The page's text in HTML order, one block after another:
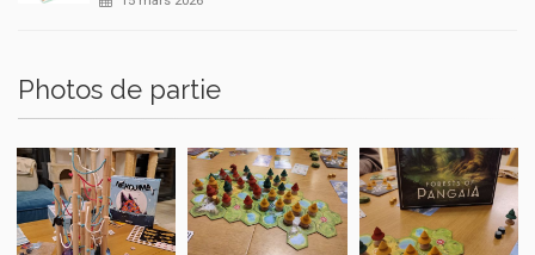
Photos de partie